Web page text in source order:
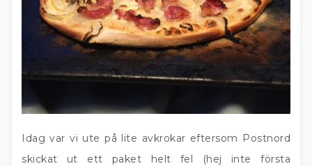
Idag var vi ute på lite avkrokar eftersom Postnord
skickat ut ett paket helt fel (hej inte första